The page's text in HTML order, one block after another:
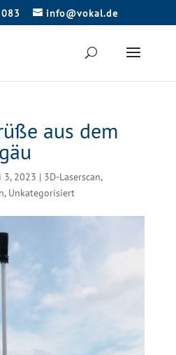
info@vokal.de
aus dem
3, 2023 | 3D-Laserscan,
, Unkategorisiert